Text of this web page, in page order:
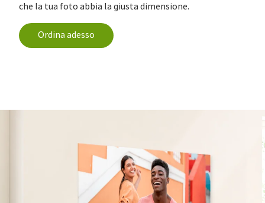
che la tua foto abbia la giusta dimensione.
Ordina adesso